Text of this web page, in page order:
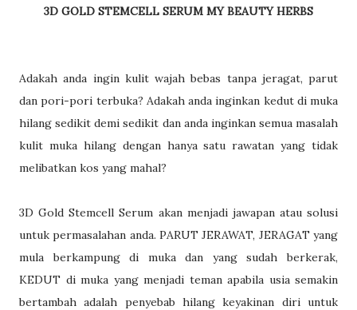
3D GOLD STEMCELL SERUM MY BEAUTY HERBS
Adakah anda ingin kulit wajah bebas tanpa jeragat, parut
dan pori-pori terbuka? Adakah anda inginkan kedut di muka
hilang sedikit demi sedikit dan anda inginkan semua masalah
kulit muka hilang dengan hanya satu rawatan yang tidak
melibatkan kos yang mahal?
3D Gold Stemcell Serum akan menjadi jawapan atau solusi
untuk permasalahan anda. PARUT JERAWAT, JERAGAT yang
mula berkampung di muka dan yang sudah berkerak,
KEDUT di muka yang menjadi teman apabila usia semakin
bertambah adalah penyebab hilang keyakinan diri untuk